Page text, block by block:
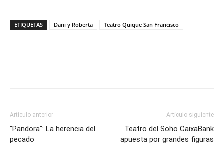
ETIQUETAS Dani y Roberta Teatro Quique San Francisco
Artículo anterior
"Pandora": La herencia del
pecado
Artículo siguiente
Teatro del Soho CaixaBank
apuesta por grandes figuras